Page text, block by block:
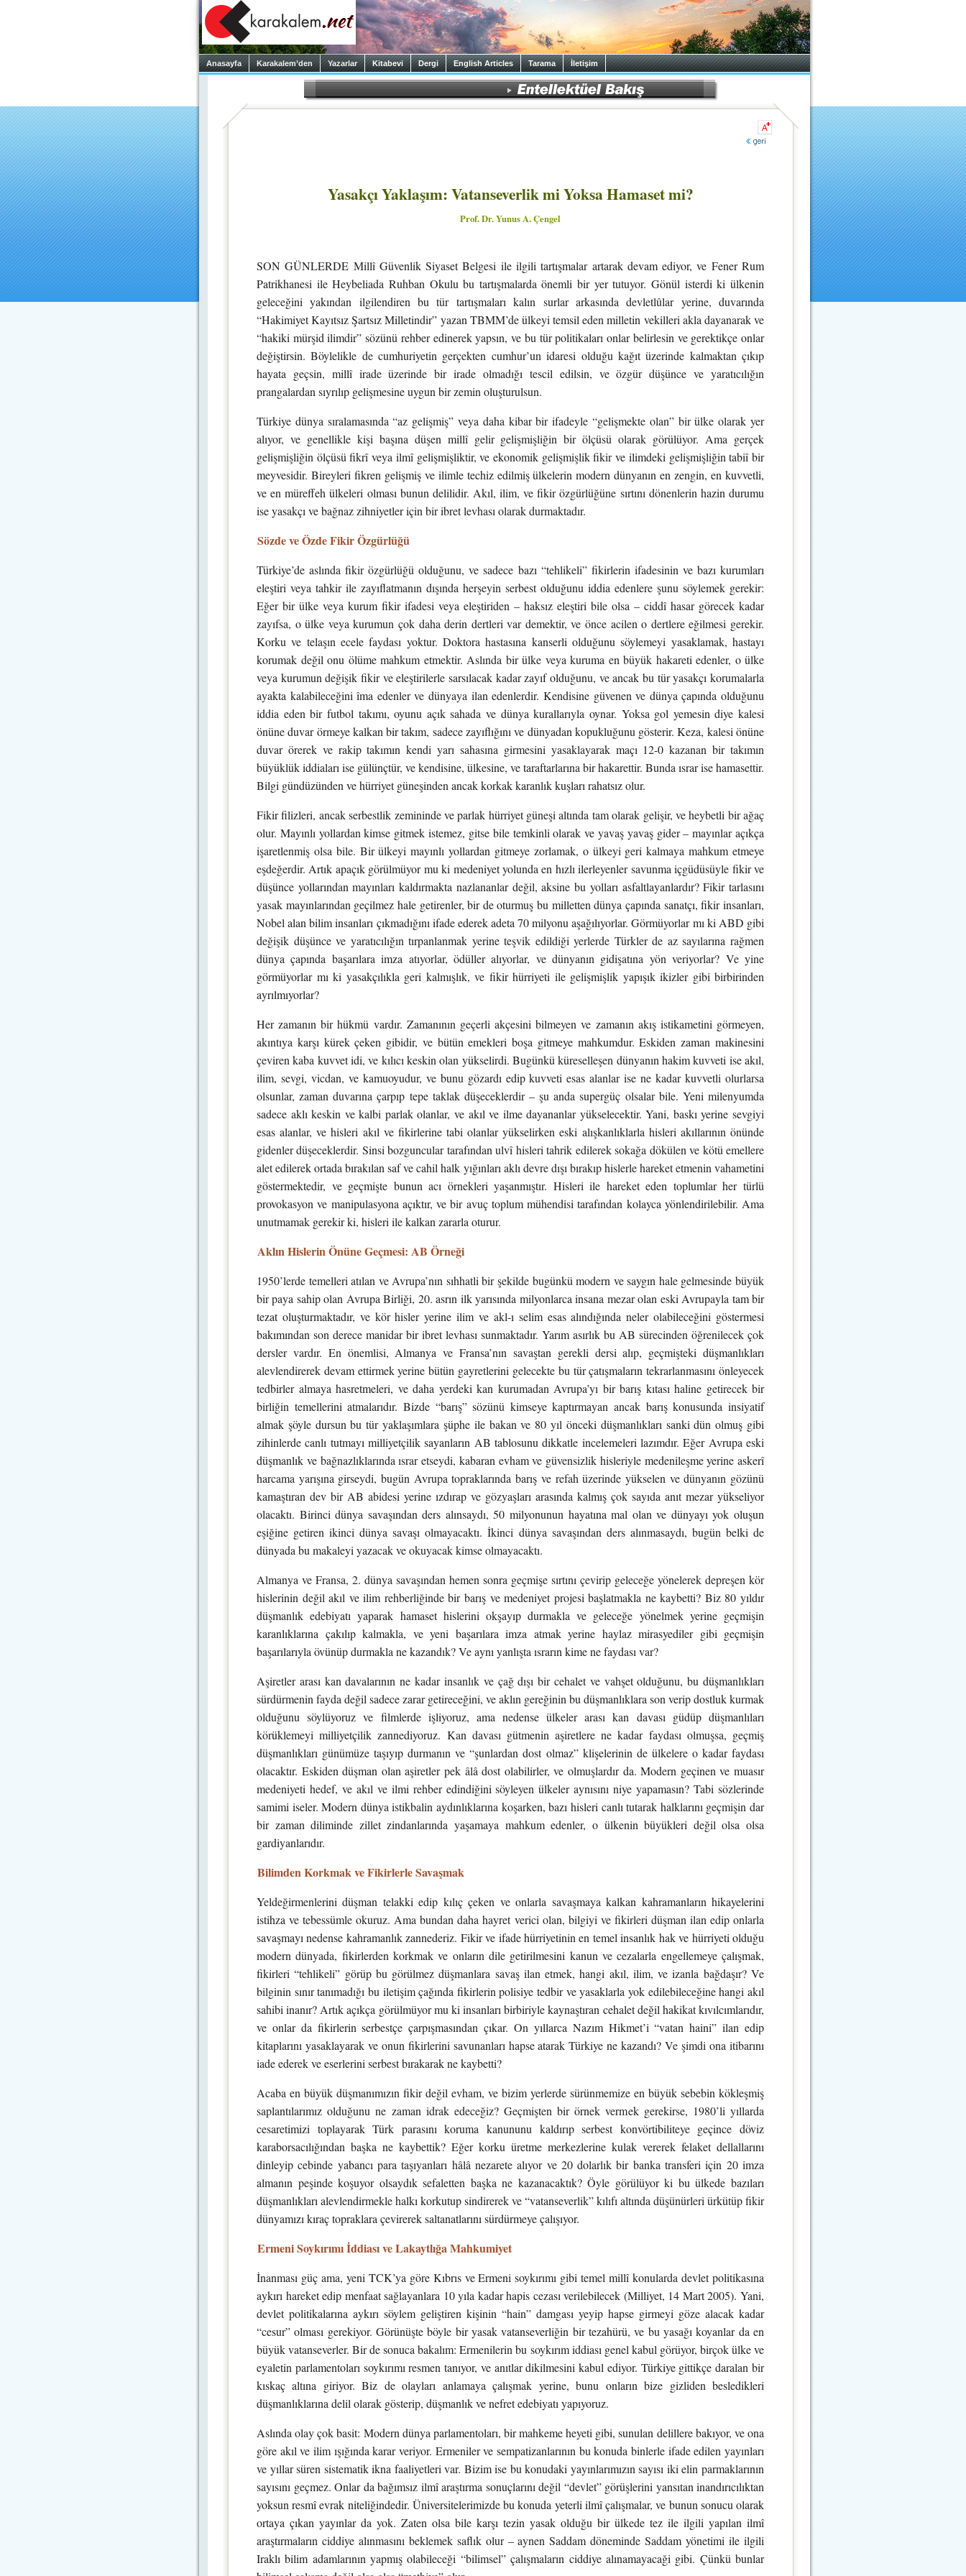
Anasayfa Karakalem’den Yazarlar Kitabevi Dergi English Articles Tarama İletişim
Yasakçı Yaklaşım: Vatanseverlik mi Yoksa Hamaset mi?
Prof. Dr. Yunus A. Çengel
SON GÜNLERDE Millî Güvenlik Siyaset Belgesi ile ilgili tartışmalar artarak devam ediyor, ve Fener Rum
Patrikhanesi ile Heybeliada Ruhban Okulu bu tartışmalarda önemli bir yer tutuyor. Gönül isterdi ki ülkenin
geleceğini yakından ilgilendiren bu tür tartışmaları kalın surlar arkasında devletlûlar yerine, duvarında
“Hakimiyet Kayıtsız Şartsız Milletindir” yazan TBMM’de ülkeyi temsil eden milletin vekilleri akla dayanarak ve
“hakiki mürşid ilimdir” sözünü rehber edinerek yapsın, ve bu tür politikaları onlar belirlesin ve gerektikçe onlar
değiştirsin. Böylelikle de cumhuriyetin gerçekten cumhur’un idaresi olduğu kağıt üzerinde kalmaktan çıkıp
hayata geçsin, millî irade üzerinde bir irade olmadığı tescil edilsin, ve özgür düşünce ve yaratıcılığın
prangalardan sıyrılıp gelişmesine uygun bir zemin oluşturulsun.
Türkiye dünya sıralamasında “az gelişmiş” veya daha kibar bir ifadeyle “gelişmekte olan” bir ülke olarak yer
alıyor, ve genellikle kişi başına düşen millî gelir gelişmişliğin bir ölçüsü olarak görülüyor. Ama gerçek
gelişmişliğin ölçüsü fikrî veya ilmî gelişmişliktir, ve ekonomik gelişmişlik fikir ve ilimdeki gelişmişliğin tabiî bir
meyvesidir. Bireyleri fikren gelişmiş ve ilimle techiz edilmiş ülkelerin modern dünyanın en zengin, en kuvvetli,
ve en müreffeh ülkeleri olması bunun delilidir. Akıl, ilim, ve fikir özgürlüğüne sırtını dönenlerin hazin durumu
ise yasakçı ve bağnaz zihniyetler için bir ibret levhası olarak durmaktadır.
Sözde ve Özde Fikir Özgürlüğü
Türkiye’de aslında fikir özgürlüğü olduğunu, ve sadece bazı “tehlikeli” fikirlerin ifadesinin ve bazı kurumları
eleştiri veya tahkir ile zayıflatmanın dışında herşeyin serbest olduğunu iddia edenlere şunu söylemek gerekir:
Eğer bir ülke veya kurum fikir ifadesi veya eleştiriden – haksız eleştiri bile olsa – ciddî hasar görecek kadar
zayıfsa, o ülke veya kurumun çok daha derin dertleri var demektir, ve önce acilen o dertlere eğilmesi gerekir.
Korku ve telaşın ecele faydası yoktur. Doktora hastasına kanserli olduğunu söylemeyi yasaklamak, hastayı
korumak değil onu ölüme mahkum etmektir. Aslında bir ülke veya kuruma en büyük hakareti edenler, o ülke
veya kurumun değişik fikir ve eleştirilerle sarsılacak kadar zayıf olduğunu, ve ancak bu tür yasakçı korumalarla
ayakta kalabileceğini îma edenler ve dünyaya ilan edenlerdir. Kendisine güvenen ve dünya çapında olduğunu
iddia eden bir futbol takımı, oyunu açık sahada ve dünya kurallarıyla oynar. Yoksa gol yemesin diye kalesi
önüne duvar örmeye kalkan bir takım, sadece zayıflığını ve dünyadan kopukluğunu gösterir. Keza, kalesi önüne
duvar örerek ve rakip takımın kendi yarı sahasına girmesini yasaklayarak maçı 12-0 kazanan bir takımın
büyüklük iddiaları ise gülünçtür, ve kendisine, ülkesine, ve taraftarlarına bir hakarettir. Bunda ısrar ise hamasettir.
Bilgi gündüzünden ve hürriyet güneşinden ancak korkak karanlık kuşları rahatsız olur.
Fikir filizleri, ancak serbestlik zemininde ve parlak hürriyet güneşi altında tam olarak gelişir, ve heybetli bir ağaç
olur. Mayınlı yollardan kimse gitmek istemez, gitse bile temkinli olarak ve yavaş yavaş gider – mayınlar açıkça
işaretlenmiş olsa bile. Bir ülkeyi mayınlı yollardan gitmeye zorlamak, o ülkeyi geri kalmaya mahkum etmeye
eşdeğerdir. Artık apaçık görülmüyor mu ki medeniyet yolunda en hızlı ilerleyenler savunma içgüdüsüyle fikir ve
düşünce yollarından mayınları kaldırmakta nazlananlar değil, aksine bu yolları asfaltlayanlardır? Fikir tarlasını
yasak mayınlarından geçilmez hale getirenler, bir de oturmuş bu milletten dünya çapında sanatçı, fikir insanları,
Nobel alan bilim insanları çıkmadığını ifade ederek adeta 70 milyonu aşağılıyorlar. Görmüyorlar mı ki ABD gibi
değişik düşünce ve yaratıcılığın tırpanlanmak yerine teşvik edildiği yerlerde Türkler de az sayılarına rağmen
dünya çapında başarılara imza atıyorlar, ödüller alıyorlar, ve dünyanın gidişatına yön veriyorlar? Ve yine
görmüyorlar mı ki yasakçılıkla geri kalmışlık, ve fikir hürriyeti ile gelişmişlik yapışık ikizler gibi birbirinden
ayrılmıyorlar?
Her zamanın bir hükmü vardır. Zamanının geçerli akçesini bilmeyen ve zamanın akış istikametini görmeyen,
akıntıya karşı kürek çeken gibidir, ve bütün emekleri boşa gitmeye mahkumdur. Eskiden zaman makinesini
çeviren kaba kuvvet idi, ve kılıcı keskin olan yükselirdi. Bugünkü küreselleşen dünyanın hakim kuvveti ise akıl,
ilim, sevgi, vicdan, ve kamuoyudur, ve bunu gözardı edip kuvveti esas alanlar ise ne kadar kuvvetli olurlarsa
olsunlar, zaman duvarına çarpıp tepe taklak düşeceklerdir – şu anda supergüç olsalar bile. Yeni milenyumda
sadece aklı keskin ve kalbi parlak olanlar, ve akıl ve ilme dayananlar yükselecektir. Yani, baskı yerine sevgiyi
esas alanlar, ve hisleri akıl ve fikirlerine tabi olanlar yükselirken eski alışkanlıklarla hisleri akıllarının önünde
gidenler düşeceklerdir. Sinsi bozguncular tarafından ulvî hisleri tahrik edilerek sokağa dökülen ve kötü emellere
alet edilerek ortada bırakılan saf ve cahil halk yığınları aklı devre dışı bırakıp hislerle hareket etmenin vahametini
göstermektedir, ve geçmişte bunun acı örnekleri yaşanmıştır. Hisleri ile hareket eden toplumlar her türlü
provokasyon ve manipulasyona açıktır, ve bir avuç toplum mühendisi tarafından kolayca yönlendirilebilir. Ama
unutmamak gerekir ki, hisleri ile kalkan zararla oturur.
Aklın Hislerin Önüne Geçmesi: AB Örneği
1950’lerde temelleri atılan ve Avrupa’nın sıhhatli bir şekilde bugünkü modern ve saygın hale gelmesinde büyük
bir paya sahip olan Avrupa Birliği, 20. asrın ilk yarısında milyonlarca insana mezar olan eski Avrupayla tam bir
tezat oluşturmaktadır, ve kör hisler yerine ilim ve akl-ı selim esas alındığında neler olabileceğini göstermesi
bakımından son derece manidar bir ibret levhası sunmaktadır. Yarım asırlık bu AB sürecinden öğrenilecek çok
dersler vardır. En önemlisi, Almanya ve Fransa’nın savaştan gerekli dersi alıp, geçmişteki düşmanlıkları
alevlendirerek devam ettirmek yerine bütün gayretlerini gelecekte bu tür çatışmaların tekrarlanmasını önleyecek
tedbirler almaya hasretmeleri, ve daha yerdeki kan kurumadan Avrupa’yı bir barış kıtası haline getirecek bir
birliğin temellerini atmalarıdır. Bizde “barış” sözünü kimseye kaptırmayan ancak barış konusunda insiyatif
almak şöyle dursun bu tür yaklaşımlara şüphe ile bakan ve 80 yıl önceki düşmanlıkları sanki dün olmuş gibi
zihinlerde canlı tutmayı milliyetçilik sayanların AB tablosunu dikkatle incelemeleri lazımdır. Eğer Avrupa eski
düşmanlık ve bağnazlıklarında ısrar etseydi, kabaran evham ve güvensizlik hisleriyle medenileşme yerine askerî
harcama yarışına girseydi, bugün Avrupa topraklarında barış ve refah üzerinde yükselen ve dünyanın gözünü
kamaştıran dev bir AB abidesi yerine ızdırap ve gözyaşları arasında kalmış çok sayıda anıt mezar yükseliyor
olacaktı. Birinci dünya savaşından ders alınsaydı, 50 milyonunun hayatına mal olan ve dünyayı yok oluşun
eşiğine getiren ikinci dünya savaşı olmayacaktı. İkinci dünya savaşından ders alınmasaydı, bugün belki de
dünyada bu makaleyi yazacak ve okuyacak kimse olmayacaktı.
Almanya ve Fransa, 2. dünya savaşından hemen sonra geçmişe sırtını çevirip geleceğe yönelerek depreşen kör
hislerinin değil akıl ve ilim rehberliğinde bir barış ve medeniyet projesi başlatmakla ne kaybetti? Biz 80 yıldır
düşmanlık edebiyatı yaparak hamaset hislerini okşayıp durmakla ve geleceğe yönelmek yerine geçmişin
karanlıklarına çakılıp kalmakla, ve yeni başarılara imza atmak yerine haylaz mirasyediler gibi geçmişin
başarılarıyla övünüp durmakla ne kazandık? Ve aynı yanlışta ısrarın kime ne faydası var?
Aşiretler arası kan davalarının ne kadar insanlık ve çağ dışı bir cehalet ve vahşet olduğunu, bu düşmanlıkları
sürdürmenin fayda değil sadece zarar getireceğini, ve aklın gereğinin bu düşmanlıklara son verip dostluk kurmak
olduğunu söylüyoruz ve filmlerde işliyoruz, ama nedense ülkeler arası kan davası güdüp düşmanlıları
körüklemeyi milliyetçilik zannediyoruz. Kan davası gütmenin aşiretlere ne kadar faydası olmuşsa, geçmiş
düşmanlıkları günümüze taşıyıp durmanın ve “şunlardan dost olmaz” klişelerinin de ülkelere o kadar faydası
olacaktır. Eskiden düşman olan aşiretler pek âlâ dost olabilirler, ve olmuşlardır da. Modern geçinen ve muasır
medeniyeti hedef, ve akıl ve ilmi rehber edindiğini söyleyen ülkeler aynısını niye yapamasın? Tabi sözlerinde
samimi iseler. Modern dünya istikbalin aydınlıklarına koşarken, bazı hisleri canlı tutarak halklarını geçmişin dar
bir zaman diliminde zillet zindanlarında yaşamaya mahkum edenler, o ülkenin büyükleri değil olsa olsa
gardiyanlarıdır.
Bilimden Korkmak ve Fikirlerle Savaşmak
Yeldeğirmenlerini düşman telakki edip kılıç çeken ve onlarla savaşmaya kalkan kahramanların hikayelerini
istihza ve tebessümle okuruz. Ama bundan daha hayret verici olan, bilgiyi ve fikirleri düşman ilan edip onlarla
savaşmayı nedense kahramanlık zannederiz. Fikir ve ifade hürriyetinin en temel insanlık hak ve hürriyeti olduğu
modern dünyada, fikirlerden korkmak ve onların dile getirilmesini kanun ve cezalarla engellemeye çalışmak,
fikirleri “tehlikeli” görüp bu görülmez düşmanlara savaş ilan etmek, hangi akıl, ilim, ve izanla bağdaşır? Ve
bilginin sınır tanımadığı bu iletişim çağında fikirlerin polisiye tedbir ve yasaklarla yok edilebileceğine hangi akıl
sahibi inanır? Artık açıkça görülmüyor mu ki insanları birbiriyle kaynaştıran cehalet değil hakikat kıvılcımlarıdır,
ve onlar da fikirlerin serbestçe çarpışmasından çıkar. On yıllarca Nazım Hikmet’i “vatan haini” ilan edip
kitaplarını yasaklayarak ve onun fikirlerini savunanları hapse atarak Türkiye ne kazandı? Ve şimdi ona itibarını
iade ederek ve eserlerini serbest bırakarak ne kaybetti?
Acaba en büyük düşmanımızın fikir değil evham, ve bizim yerlerde sürünmemize en büyük sebebin kökleşmiş
saplantılarımız olduğunu ne zaman idrak edeceğiz? Geçmişten bir örnek vermek gerekirse, 1980’li yıllarda
cesaretimizi toplayarak Türk parasını koruma kanununu kaldırıp serbest konvörtibiliteye geçince döviz
karaborsacılığından başka ne kaybettik? Eğer korku üretme merkezlerine kulak vererek felaket dellallarını
dinleyip cebinde yabancı para taşıyanları hâlâ nezarete alıyor ve 20 dolarlık bir banka transferi için 20 imza
almanın peşinde koşuyor olsaydık sefaletten başka ne kazanacaktık? Öyle görülüyor ki bu ülkede bazıları
düşmanlıkları alevlendirmekle halkı korkutup sindirerek ve “vatanseverlik” kılıfı altında düşünürleri ürkütüp fikir
dünyamızı kıraç topraklara çevirerek saltanatlarını sürdürmeye çalışıyor.
Ermeni Soykırımı İddiası ve Lakaytlığa Mahkumiyet
İnanması güç ama, yeni TCK’ya göre Kıbrıs ve Ermeni soykırımı gibi temel millî konularda devlet politikasına
aykırı hareket edip menfaat sağlayanlara 10 yıla kadar hapis cezası verilebilecek (Milliyet, 14 Mart 2005). Yani,
devlet politikalarına aykırı söylem geliştiren kişinin “hain” damgası yeyip hapse girmeyi göze alacak kadar
“cesur” olması gerekiyor. Görünüşte böyle bir yasak vatanseverliğin bir tezahürü, ve bu yasağı koyanlar da en
büyük vatanseverler. Bir de sonuca bakalım: Ermenilerin bu soykırım iddiası genel kabul görüyor, birçok ülke ve
eyaletin parlamentoları soykırımı resmen tanıyor, ve anıtlar dikilmesini kabul ediyor. Türkiye gittikçe daralan bir
kıskaç altına giriyor. Biz de olayları anlamaya çalışmak yerine, bunu onların bize gizliden besledikleri
düşmanlıklarına delil olarak gösterip, düşmanlık ve nefret edebiyatı yapıyoruz.
Aslında olay çok basit: Modern dünya parlamentoları, bir mahkeme heyeti gibi, sunulan delillere bakıyor, ve ona
göre akıl ve ilim ışığında karar veriyor. Ermeniler ve sempatizanlarının bu konuda binlerle ifade edilen yayınları
ve yıllar süren sistematik ikna faaliyetleri var. Bizim ise bu konudaki yayınlarımızın sayısı iki elin parmaklarının
sayısını geçmez. Onlar da bağımsız ilmî araştırma sonuçlarını değil “devlet” görüşlerini yansıtan inandırıcılıktan
yoksun resmî evrak niteliğindedir. Üniversitelerimizde bu konuda yeterli ilmî çalışmalar, ve bunun sonucu olarak
ortaya çıkan yayınlar da yok. Zaten olsa bile karşı tezin yasak olduğu bir ülkede tez ile ilgili yapılan ilmî
araştırmaların ciddiye alınmasını beklemek saflık olur – aynen Saddam döneminde Saddam yönetimi ile ilgili
Iraklı bilim adamlarının yapmış olabileceği “bilimsel” çalışmaların ciddiye alınamayacaği gibi. Çünkü bunlar